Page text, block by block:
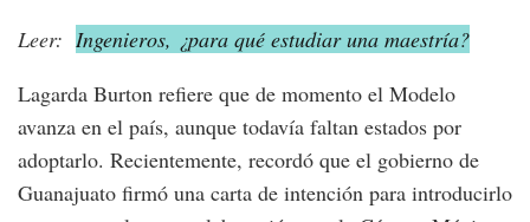
Leer: Ingenieros, ¿para qué estudiar una maestría?
Lagarda Burton refiere que de momento el Modelo
avanza en el país, aunque todavía faltan estados por
adoptarlo. Recientemente, recordó que el gobierno de
Guanajuato firmó una carta de intención para introducirlo